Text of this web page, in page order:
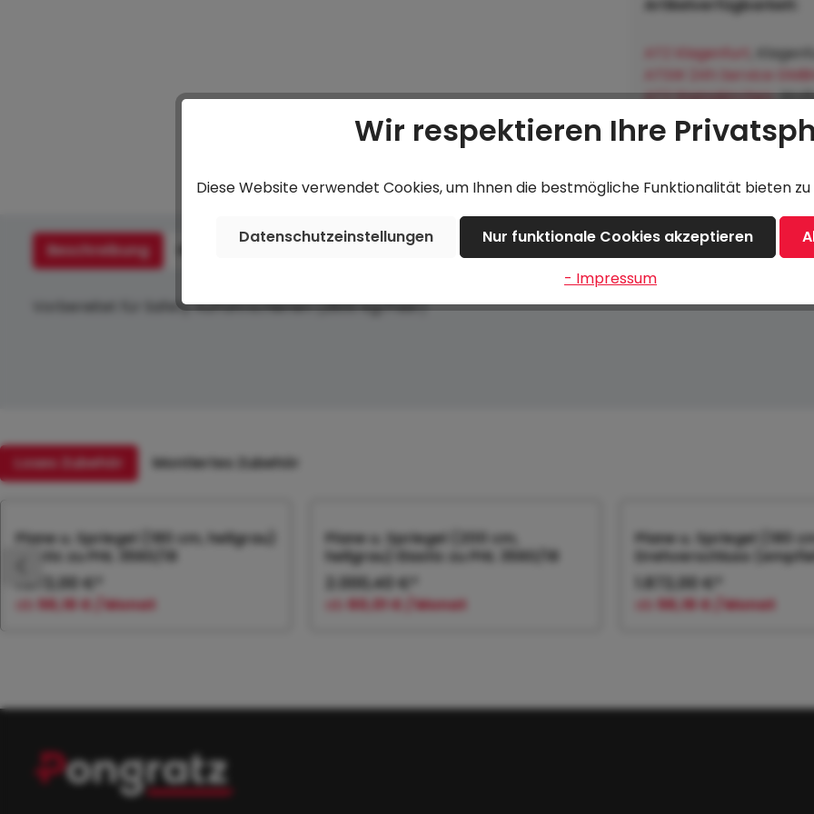
Artikelverfügbarkeit:
ATZ Klagenfurt ,
ATSW 24h Service GMBH
ATZ Steinakirchen,
Hofkirchen an der
Beschreibung
Vorbereitet für Safety Auffahrschienen (2800 kg/Paar)
Loses Zubehör Montiertes Zubehör
Produktgalerie überspringen
Plane u. Spriegel (180 cm, hellgrau)
Elastic zu PHL 3560/18
1.872,00 €*
ab 56,16 € / Monat
Plane u. Spriegel (200 cm,
hellgrau) Elastic zu PHL 3560/18
2.000,40 €*
ab 60,01 € / Monat
Plane u. Spriegel (180
Drehverschluss
1.872,00 €*
ab 56,16 € / Monat
Wir respektieren Ihre
Diese Website verwendet Cookies, um Ihnen die bestmögliche Funktionalität bieten zu
Datenschutzeinstellungen Nur funktionale Cookies akzeptieren
- Impressum